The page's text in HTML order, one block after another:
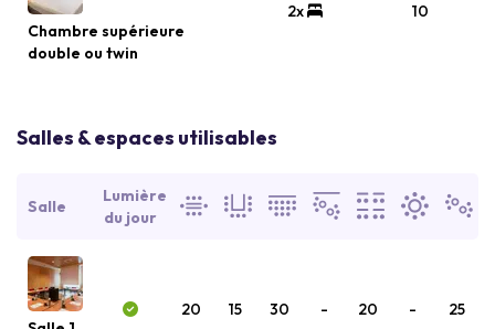
Chambre supérieure
double ou twin
2x 10
Salles & espaces utilisables
Salle
Lumière
du jour
20 15 30 - 20 - 25